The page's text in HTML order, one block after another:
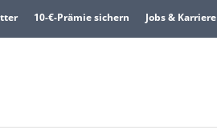
10-€-Prämie sichern Jobs & Karriere